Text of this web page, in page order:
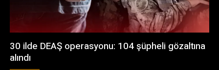
30 ilde DEAŞ operasyonu: 104 şüpheli gözaltına
alındı